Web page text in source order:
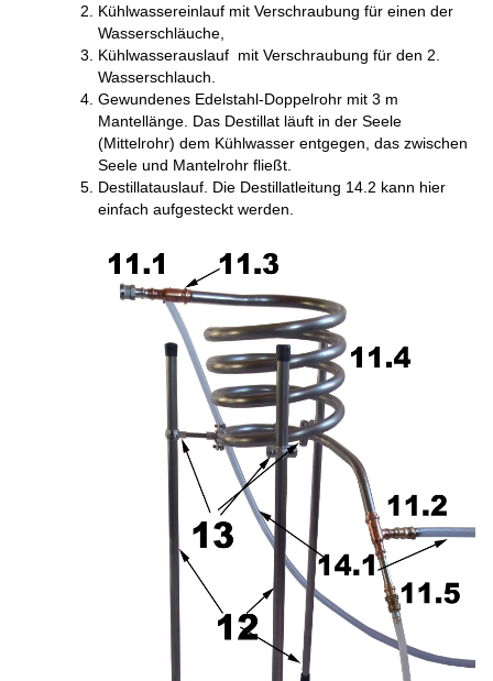
Kühlwassereinlauf mit Verschraubung für einen der
Wasserschläuche,
Kühlwasserauslauf mit Verschraubung für den 2.
Wasserschlauch.
Gewundenes Edelstahl-Doppelrohr mit 3 m
Mantellänge. Das Destillat läuft in der Seele
(Mittelrohr) dem Kühlwasser entgegen, das zwischen
Seele und Mantelrohr fließt.
Destillatauslauf. Die Destillatleitung 14.2 kann hier
einfach aufgesteckt werden.